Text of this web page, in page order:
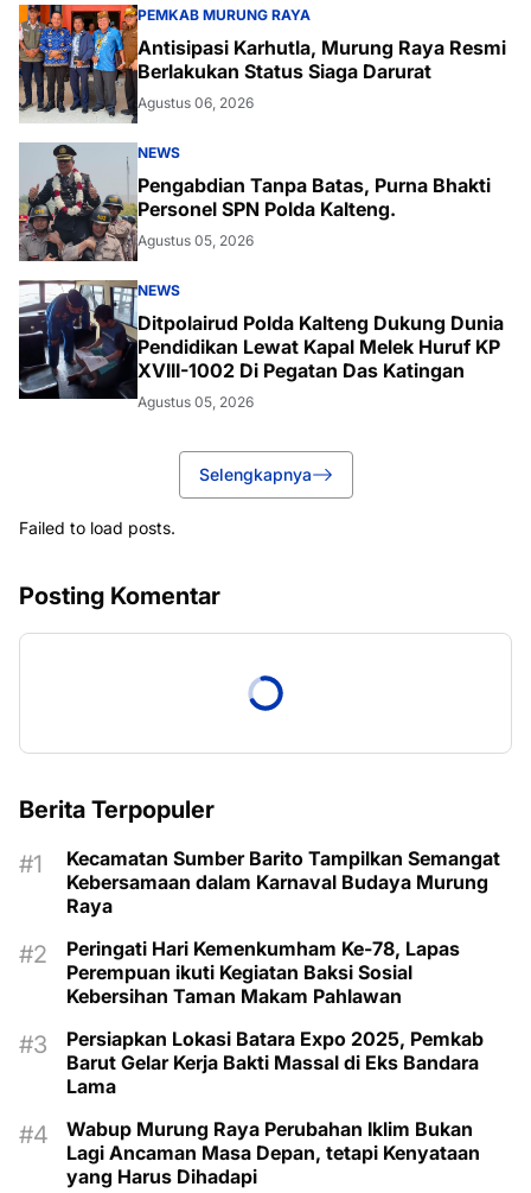
PEMKAB MURUNG RAYA
Antisipasi Karhutla, Murung Raya Resmi
Berlakukan Status Siaga Darurat
Agustus 06, 2026
NEWS
Pengabdian Tanpa Batas, Purna Bhakti
Personel SPN Polda Kalteng.
Agustus 05, 2026
NEWS
Ditpolairud Polda Kalteng Dukung Dunia
Pendidikan Lewat Kapal Melek Huruf KP
XVIII-1002 Di Pegatan Das Katingan
Agustus 05, 2026
Selengkapnya
Failed to load posts.
Posting Komentar
Berita Terpopuler
Kecamatan Sumber Barito Tampilkan Semangat
Kebersamaan dalam Karnaval Budaya Murung
Raya
Peringati Hari Kemenkumham Ke-78, Lapas
Perempuan ikuti Kegiatan Baksi Sosial
Kebersihan Taman Makam Pahlawan
Persiapkan Lokasi Batara Expo 2025, Pemkab
Barut Gelar Kerja Bakti Massal di Eks Bandara
Lama
Wabup Murung Raya Perubahan Iklim Bukan
Lagi Ancaman Masa Depan, tetapi Kenyataan
yang Harus Dihadapi